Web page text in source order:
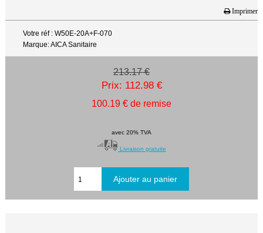
Imprimer
Votre réf : W50E-20A+F-070
Marque: AICA Sanitaire
213.17 €
Prix: 112.98 €
100.19 € de remise
avec 20% TVA
Livraison gratuite